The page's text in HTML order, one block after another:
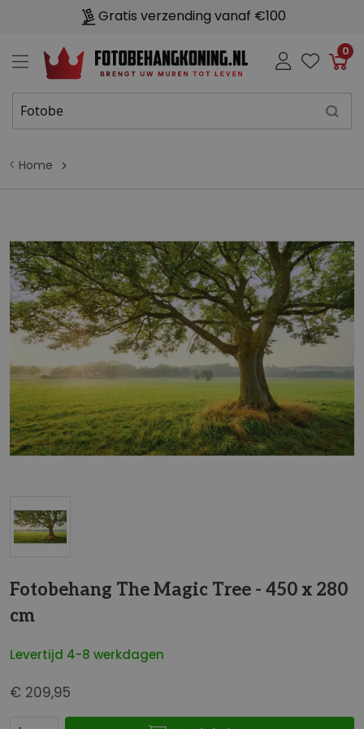
Gratis verzending vanaf €100
0
Home
a
n
a
a
r
h
e
i
n
d
a
n
a
f
e
l
a
a
r
h
e
Fotobehang The Magic Tree - 450 x 280
cm
Levertijd 4-8 werkdagen
€ 209,95